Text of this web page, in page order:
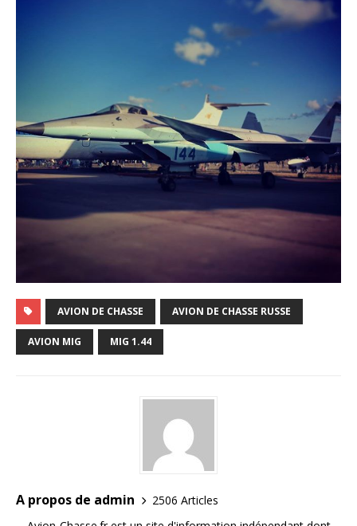
AVION DE CHASSE AVION DE CHASSE RUSSE
AVION MIG MIG 1.44
A propos de admin
2506 Articles